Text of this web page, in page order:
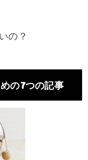
の？
の7つの記事